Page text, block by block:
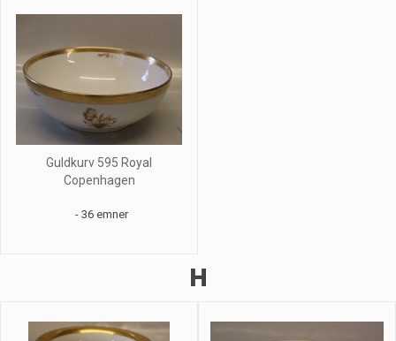
Guldkurv 595 Royal
Copenhagen
- 36 emner
H